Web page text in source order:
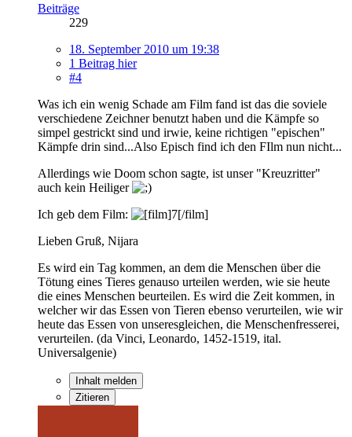
Beiträge
229
18. September 2010 um 19:38
1 Beitrag hier
#4
Was ich ein wenig Schade am Film fand ist das die soviele
verschiedene Zeichner benutzt haben und die Kämpfe so
simpel gestrickt sind und irwie, keine richtigen "epischen"
Kämpfe drin sind...Also Episch find ich den FIlm nun nicht...
Allerdings wie Doom schon sagte, ist unser "Kreuzritter"
auch kein Heiliger
Ich geb dem Film:
Lieben Gruß, Nijara
Es wird ein Tag kommen, an dem die Menschen über die
Tötung eines Tieres genauso urteilen werden, wie sie heute
die eines Menschen beurteilen. Es wird die Zeit kommen, in
welcher wir das Essen von Tieren ebenso verurteilen, wie wir
heute das Essen von unseresgleichen, die Menschenfresserei,
verurteilen. (da Vinci, Leonardo, 1452-1519, ital.
Universalgenie)
Inhalt melden
Zitieren